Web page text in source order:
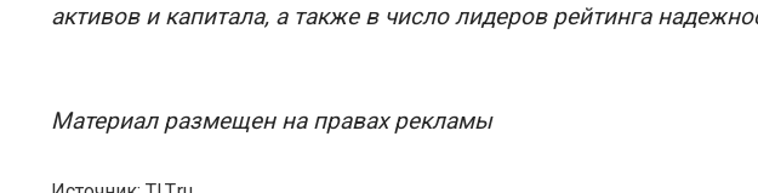
активов и капитала, а также в число лидеров рейтинга
Материал размещен на правах рекламы